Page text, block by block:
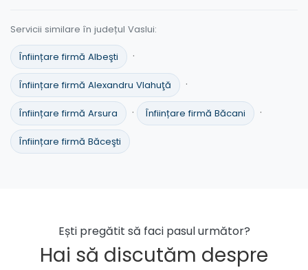
Servicii similare în județul Vaslui:
Înființare firmă Albeşti ·
Înființare firmă Alexandru Vlahuţă ·
Înființare firmă Arsura · Înființare firmă Băcani ·
Înființare firmă Băceşti
Ești pregătit să faci pasul următor?
Hai să discutăm despre